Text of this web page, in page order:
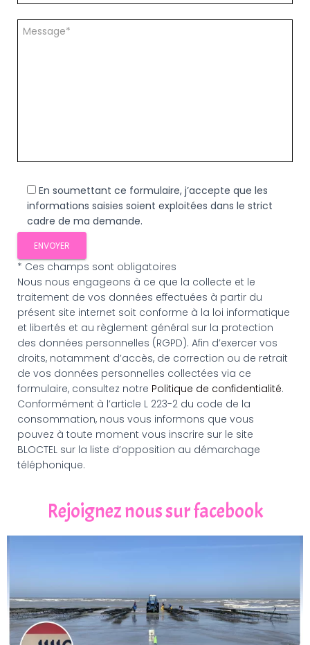
En soumettant ce formulaire, j’accepte que les
informations saisies soient exploitées dans le strict
cadre de ma demande.
* Ces champs sont obligatoires
Nous nous engageons à ce que la collecte et le
traitement de vos données effectuées à partir du
présent site internet soit conforme à la loi informatique
et libertés et au règlement général sur la protection
des données personnelles (RGPD). Afin d’exercer vos
droits, notamment d’accès, de correction ou de retrait
de vos données personnelles collectées via ce
formulaire, consultez notre Politique de confidentialité.
Conformément à l’article L 223-2 du code de la
consommation, nous vous informons que vous
pouvez à toute moment vous inscrire sur le site
BLOCTEL sur la liste d’opposition au démarchage
téléphonique.
Rejoignez nous sur facebook